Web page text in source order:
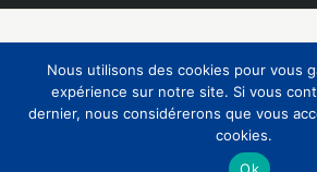
Sinapses Conseils
Nous utilisons des cookies pour vous
expérience sur notre site. Si vous
dernier, nous considérerons que vous
cookies.
Ok